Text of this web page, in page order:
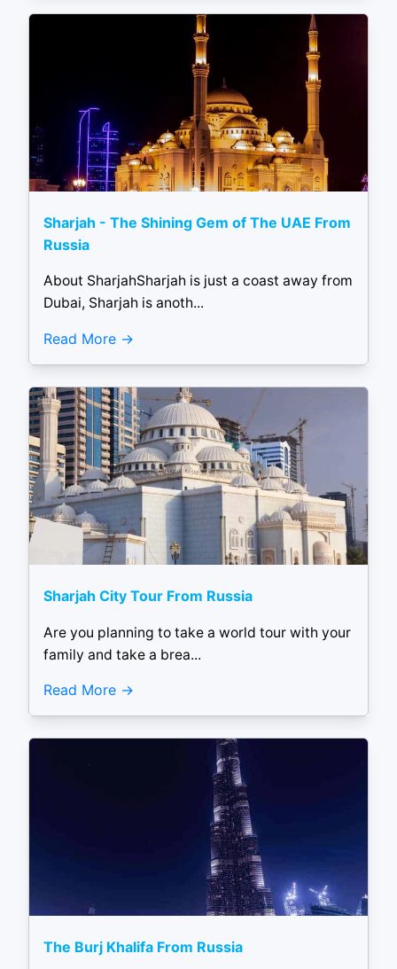
Sharjah - The Shining Gem of The UAE From
Russia
About SharjahSharjah is just a coast away from
Dubai, Sharjah is anoth...
Read More
Sharjah City Tour From Russia
Are you planning to take a world tour with your
family and take a brea...
Read More
The Burj Khalifa From Russia